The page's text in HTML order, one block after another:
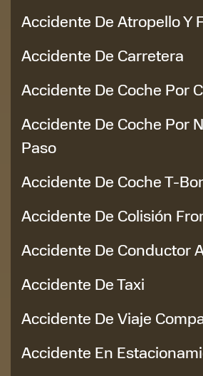
Accidente De Atropello Y
Accidente De Carretera
Accidente De Coche Por
Accidente De Coche Por
Paso
Accidente De Coche T-
Accidente De Colisión
Accidente De Conductor
Accidente De Taxi
Accidente De Viaje
Accidente En